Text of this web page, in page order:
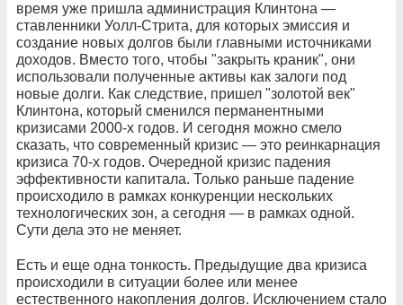
время уже пришла администрация Клинтона —
ставленники Уолл-Стрита, для которых эмиссия и
создание новых долгов были главными источниками
доходов. Вместо того, чтобы "закрыть краник", они
использовали полученные активы как залоги под
новые долги. Как следствие, пришел "золотой век"
Клинтона, который сменился перманентными
кризисами 2000-х годов. И сегодня можно смело
сказать, что современный кризис — это реинкарнация
кризиса 70-х годов. Очередной кризис падения
эффективности капитала. Только раньше падение
происходило в рамках конкуренции нескольких
технологических зон, а сегодня — в рамках одной.
Сути дела это не меняет.
Есть и еще одна тонкость. Предыдущие два кризиса
происходили в ситуации более или менее
естественного накопления долгов. Исключением стало